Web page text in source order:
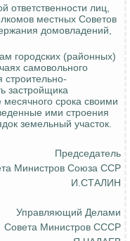
ответственности лиц,
местных Советов
домовладений,
городских (районных)
самовольного
строительно-
застройщика
месячного срока своими
ими строения
земельный участок.
Председатель
Министров Союза ССР
И.СТАЛИН
Управляющий Делами
Совета Министров СССР